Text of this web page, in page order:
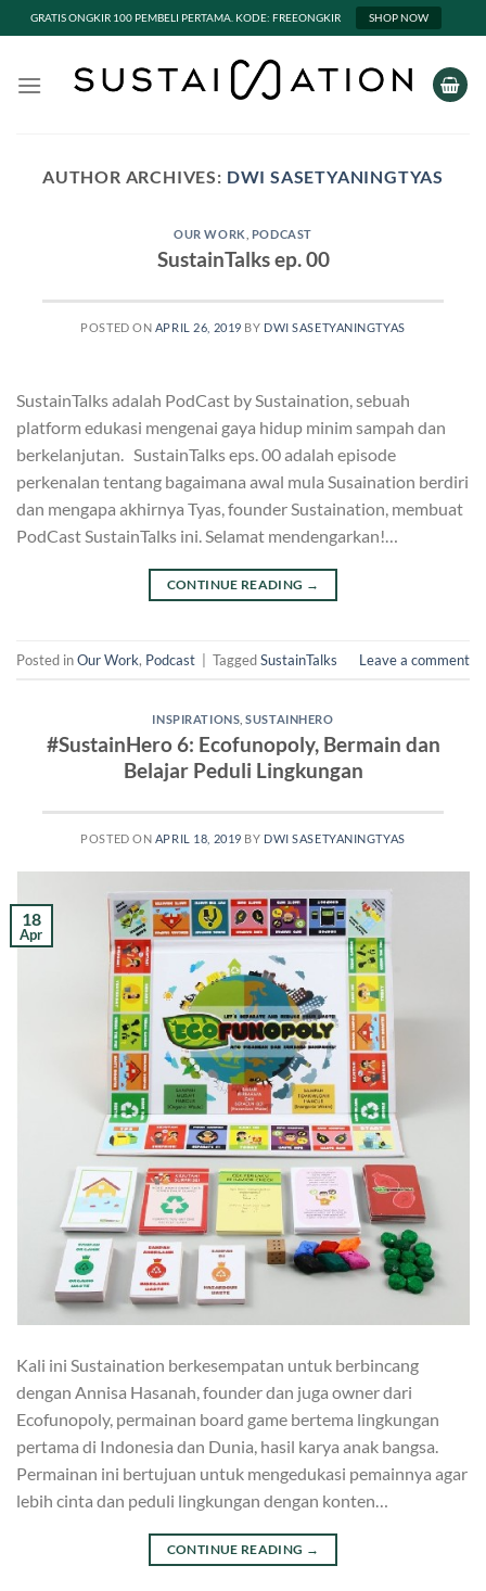
GRATIS ONGKIR 100 PEMBELI PERTAMA. KODE: FREEONGKIR SHOP NOW
AUTHOR ARCHIVES: DWI SASETYANINGTYAS
OUR WORK PODCAST
SustainTalks ep. 00
POSTED ON APRIL 26, 2019 BY DWI SASETYANINGTYAS
SustainTalks adalah PodCast by Sustaination, sebuah
platform edukasi mengenai gaya hidup minim sampah dan
berkelanjutan. SustainTalks eps. 00 adalah episode
perkenalan tentang bagaimana awal mula Susaination berdiri
dan mengapa akhirnya Tyas, founder Sustaination, membuat
PodCast SustainTalks ini. Selamat mendengarkan!…
CONTINUE READING →
Posted inOur Work, Podcast | TaggedSustainTalks Leave a comment
INSPIRATIONS ,SUSTAINHERO
#SustainHero 6: Ecofunopoly, Bermain dan
Belajar Peduli Lingkungan
POSTED ON APRIL 18, 2019 BY DWI SASETYANINGTYAS
18
Apr
Kali ini Sustaination berkesempatan untuk berbincang
dengan Annisa Hasanah, founder dan juga owner dari
Ecofunopoly, permainan board game bertema lingkungan
pertama di Indonesia dan Dunia, hasil karya anak bangsa.
Permainan ini bertujuan untuk mengedukasi pemainnya agar
lebih cinta dan peduli lingkungan dengan konten…
CONTINUE READING →